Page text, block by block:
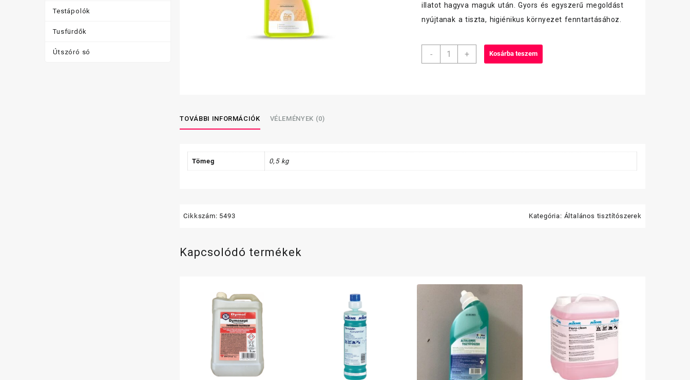
Testápolók
Tusfürdők
Útszóró só
illatot hagyva maguk után. Gyors és egyszerű megoldást
nyújtanak a tiszta, higiénikus környezet fenntartásához.
-
Septima + Kosárba teszem
TOVÁBBI INFORMÁCIÓK VÉLEMÉNYEK (0)
Tömeg 0,5 kg
Cikkszám: 5493 Kategória: Általános tisztítószerek
Kapcsolódó termékek